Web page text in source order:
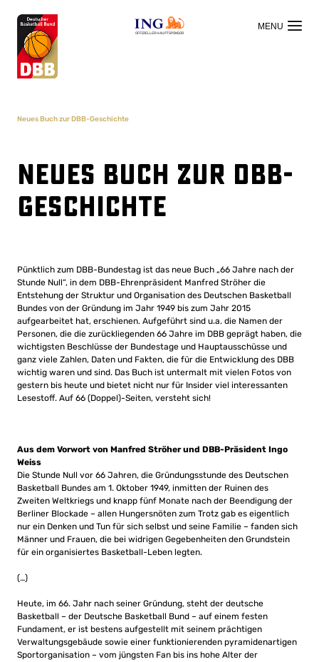
OFFIZIELLER HAUPTSPONSOR
Neues Buch zur DBB-Geschichte
Neues Buch zur DBB-
Geschichte
Pünktlich zum DBB-Bundestag ist das neue Buch „66 Jahre nach der
Stunde Null“, in dem DBB-Ehrenpräsident Manfred Ströher die
Entstehung der Struktur und Organisation des Deutschen Basketball
Bundes von der Gründung im Jahr 1949 bis zum Jahr 2015
aufgearbeitet hat, erschienen. Aufgeführt sind u.a. die Namen der
Personen, die die zurückliegenden 66 Jahre im DBB geprägt haben, die
wichtigsten Beschlüsse der Bundestage und Hauptausschüsse und
ganz viele Zahlen, Daten und Fakten, die für die Entwicklung des DBB
wichtig waren und sind. Das Buch ist untermalt mit vielen Fotos von
gestern bis heute und bietet nicht nur für Insider viel interessanten
Lesestoff. Auf 66 (Doppel)-Seiten, versteht sich!
Aus dem Vorwort von Manfred Ströher und DBB-Präsident Ingo
Weiss
Die Stunde Null vor 66 Jahren, die Gründungsstunde des Deutschen
Basketball Bundes am 1. Oktober 1949, inmitten der Ruinen des
Zweiten Weltkriegs und knapp fünf Monate nach der Beendigung der
Berliner Blockade – allen Hungersnöten zum Trotz gab es eigentlich
nur ein Denken und Tun für sich selbst und seine Familie – fanden sich
Männer und Frauen, die bei widrigen Gegebenheiten den Grundstein
für ein organisiertes Basketball-Leben legten.
(…)
Heute, im 66. Jahr nach seiner Gründung, steht der deutsche
Basketball – der Deutsche Basketball Bund – auf einem festen
Fundament, er ist bestens aufgestellt mit seinem prächtigen
Verwaltungsgebäude sowie einer funktionierenden pyramidenartigen
Sportorganisation – vom jüngsten Fan bis ins hohe Alter der